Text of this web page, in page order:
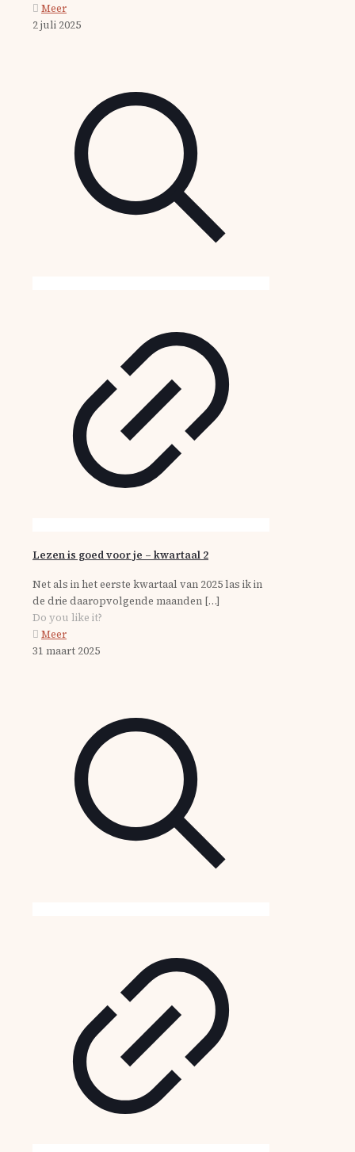
Meer
2 juli 2025
Lezen is goed voor je – kwartaal 2
Net als in het eerste kwartaal van 2025 las ik in
de drie daaropvolgende maanden […]
Do you like it?
Meer
31 maart 2025